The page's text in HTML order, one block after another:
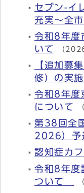
セブン-イ
充実～全
令和8年度
いて （
【追加募
修）の実
令和8年度
について
第38回全
2026）予
認知症カ
令和8年度
ついて